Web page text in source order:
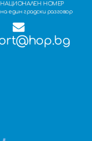
НОМЕР
един градски разговор